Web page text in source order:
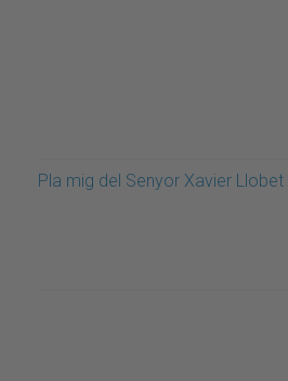
Pla mig del Senyor Xavier Llobet